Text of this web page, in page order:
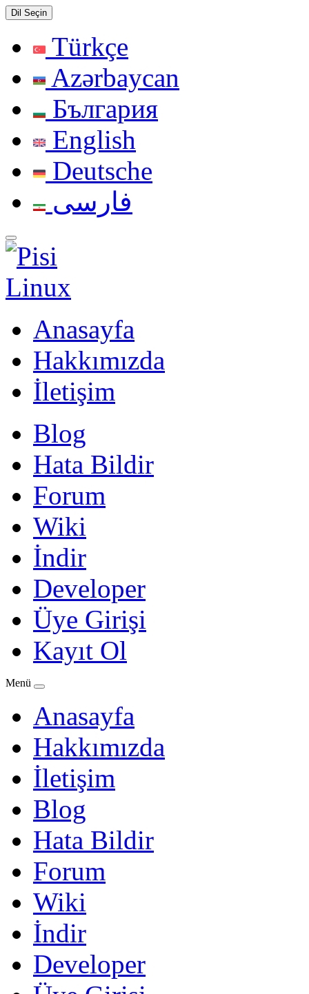
Dil Seçin
Türkçe
Azərbaycan
България
English
Deutsche
فارسی
Anasayfa
Hakkımızda
İletişim
Blog
Hata Bildir
Forum
Wiki
İndir
Developer
Üye Girişi
Kayıt Ol
Menü
Anasayfa
Hakkımızda
İletişim
Blog
Hata Bildir
Forum
Wiki
İndir
Developer